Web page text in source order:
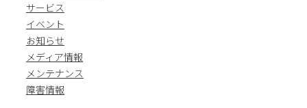
サービス
イベント
お知らせ
メディア情報
メンテナンス
障害情報